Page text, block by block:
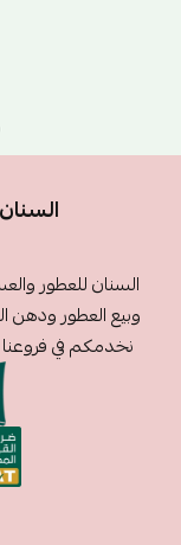
وبيع العطور ودهن
نخدمكم في فروعنا 14 فرع ونطمح في التوسع في جميع المملكة